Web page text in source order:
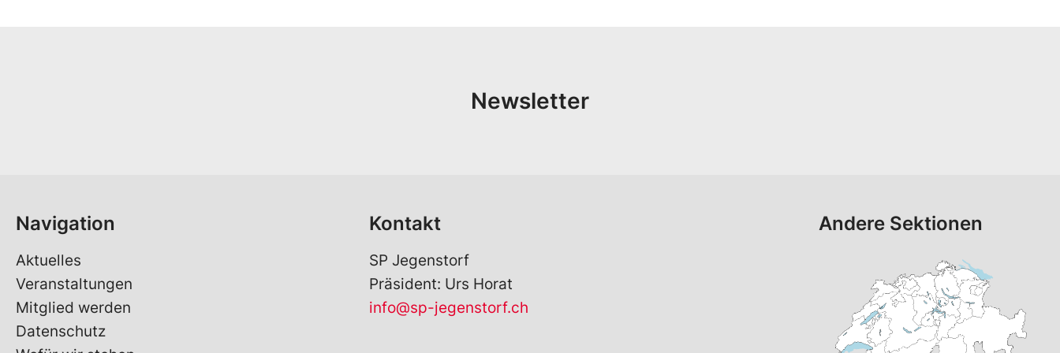
Newsletter
Navigation
Aktuelles
Veranstaltungen
Mitglied werden
Datenschutz
Kontakt
SP Jegenstorf
Präsident: Urs Horat
info@sp-jegenstorf.ch
Andere Sektionen